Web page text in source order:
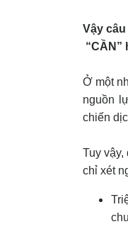
Vậy
“CẦN”
Ở một
nguồn
chiến
Tuy
chỉ xét